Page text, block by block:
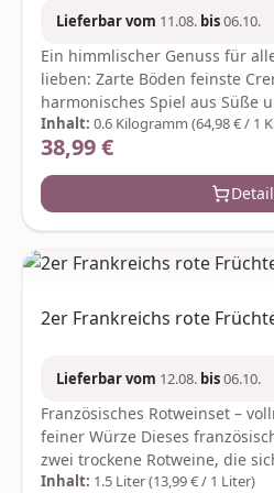
1768 kj, Fett 27,78 g,
Kohlenhydrate 34,86 g, Zucker
Salz 0,20 g
2838176
Lieferbar vom 11.08. bis06.10.
Ein himmlischer Genuss für
lieben: Zarte Böden feinste
harmonisches Spiel aus Süße
diese Desserttorte zum
jeder Kaffeetafel. Perfekt
ihr volles Aroma – edel
Dahinschmelzen. Ideal zum
Selbstverwöhnen. Das
bruchsicherer Verpackung und
Kakaomasse, Vollei, pflanzliche
Zitronenmark, Bourbonvanille,
Emulgator: Sojalecithin;
Natriumhydrogencarbonat;
KarminKann Spuren von
enthalten. Nährwerte pro 100
Inhalt: 0.6 Kilogramm (64,98 € / 1
Regulärer Preis:
38,99 €
2er Frankreichs rote
Lieferbar vom 12.08. bis06.10.
Französisches Rotweinset –
feiner Würze Dieses französische Rotweinset vereint
zwei trockene Rotweine, die
Würze und harmonischen
Inhalt: 1.5 Liter(13,99 € / 1 Liter)